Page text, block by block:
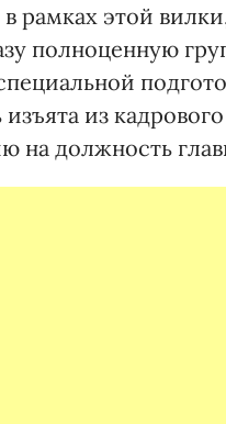
рамках этой
полноценную
из
на должность